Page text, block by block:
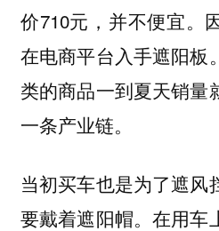
价710元，并不便宜。
在电商平台入手遮阳板
类的商品一到夏天销量
一条产业链。
当初买车也是为了遮风
要戴着遮阳帽。在用车